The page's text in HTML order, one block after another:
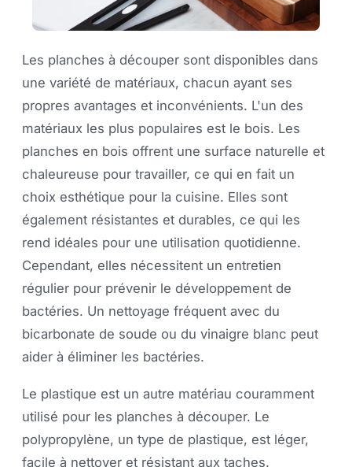
Les planches à découper sont disponibles dans
une variété de matériaux, chacun ayant ses
propres avantages et inconvénients. L'un des
matériaux les plus populaires est le bois. Les
planches en bois offrent une surface naturelle et
chaleureuse pour travailler, ce qui en fait un
choix esthétique pour la cuisine. Elles sont
également résistantes et durables, ce qui les
rend idéales pour une utilisation quotidienne.
Cependant, elles nécessitent un entretien
régulier pour prévenir le développement de
bactéries. Un nettoyage fréquent avec du
bicarbonate de soude ou du vinaigre blanc peut
aider à éliminer les bactéries.
Le plastique est un autre matériau couramment
utilisé pour les planches à découper. Le
polypropylène, un type de plastique, est léger,
facile à nettoyer et résistant aux taches.